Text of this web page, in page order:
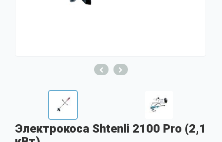
Электрокоса Shtenli 2100 Pro (2,1